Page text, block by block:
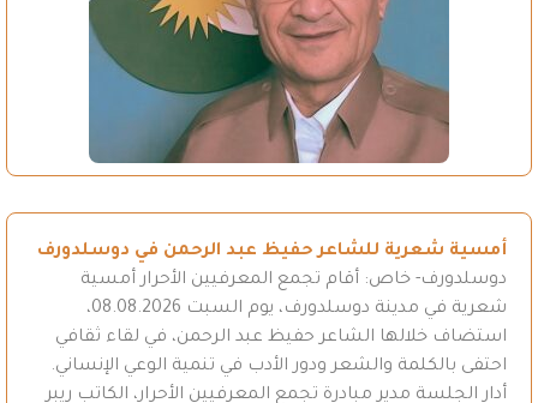
أمسية شعرية للشاعر حفيظ عبد الرحمن في دوسلدورف
دوسلدورف- خاص: أقام تجمع المعرفيين الأحرار أمسية
شعرية في مدينة دوسلدورف، يوم السبت 08.08.2026،
استضاف خلالها الشاعر حفيظ عبد الرحمن، في لقاء ثقافي
احتفى بالكلمة والشعر ودور الأدب في تنمية الوعي الإنساني.
أدار الجلسة مدير مبادرة تجمع المعرفيين الأحرار، الكاتب ريبر